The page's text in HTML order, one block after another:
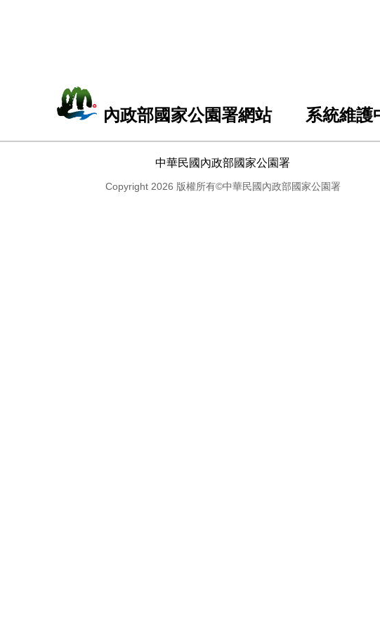
內政部國家公園署網站 系統維護
中華民國內政部國家公園署
Copyright 2026 版權所有©中華民國內政部國家公園署